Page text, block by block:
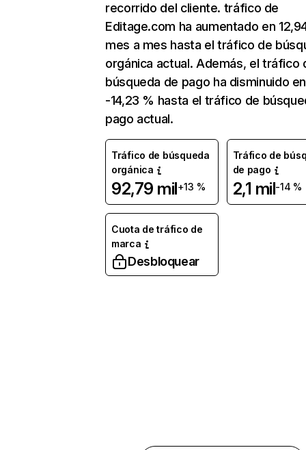
recorrido del cliente. tráfico de
Editage.com ha aumentado en
mes a mes hasta el tráfico de
orgánica actual. Además, el tráfico
búsqueda de pago ha disminuido en
-14,23 % hasta el tráfico de
pago actual.
Tráfico de búsqueda
orgánica
92,79 mil+13 %
Tráfico de
de pago
2,1 mil-14 %
Cuota de tráfico de
marca
Desbloquear